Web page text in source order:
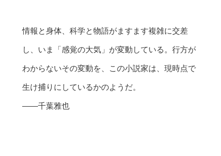
情報と身体、科学と物語がますます複雑に交差
し、いま「感覚の大気」が変動している。行方が
わからないその変動を、この小説家は、現時点で
生け捕りにしているかのようだ。
――千葉雅也